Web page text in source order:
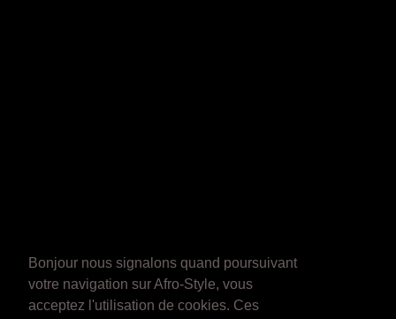
Bonjour nous signalons quand poursuivant
votre navigation sur Afro-Style, vous
acceptez l'utilisation de cookies. Ces